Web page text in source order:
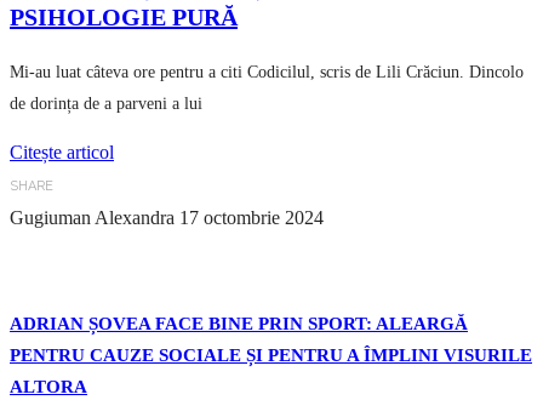
PSIHOLOGIE PURĂ
Mi-au luat câteva ore pentru a citi Codicilul, scris de Lili Crăciun. Dincolo
de dorința de a parveni a lui
Citește articol
SHARE
Gugiuman Alexandra 17 octombrie 2024
ADRIAN ȘOVEA FACE BINE PRIN SPORT: ALEARGĂ
PENTRU CAUZE SOCIALE ȘI PENTRU A ÎMPLINI VISURILE
ALTORA